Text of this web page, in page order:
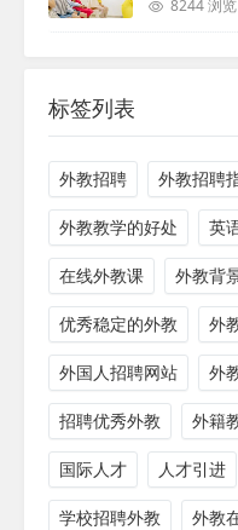
8244 浏览
标签列表
外教招聘 外教招聘
外教教学的好处 英
在线外教课 外教背
优秀稳定的外教 外
外国人招聘网站 外
招聘优秀外教 外籍
国际人才 人才引进
学校招聘外教 外教